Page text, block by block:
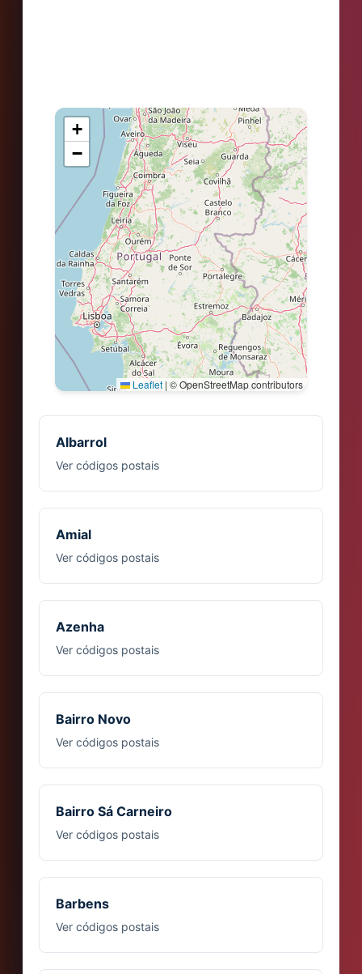
+
−
Leaflet | © OpenStreetMap contributors
Albarrol
Ver códigos postais
Amial
Ver códigos postais
Azenha
Ver códigos postais
Bairro Novo
Ver códigos postais
Bairro Sá Carneiro
Ver códigos postais
Barbens
Ver códigos postais